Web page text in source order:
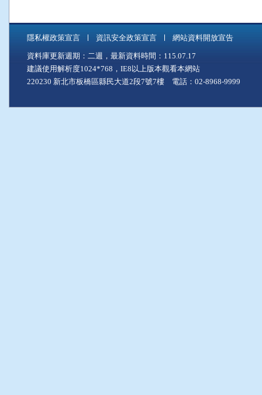
隱私權政策宣言 資訊安全政策宣言 網站資料開放宣告
資料庫更新週期：二週，最新資料時間：115.07.17
建議使用解析度1024*768，IE8以上版本觀看本網站
220230 新北市板橋區縣民大道2段7號7樓 電話：02-8968-9999